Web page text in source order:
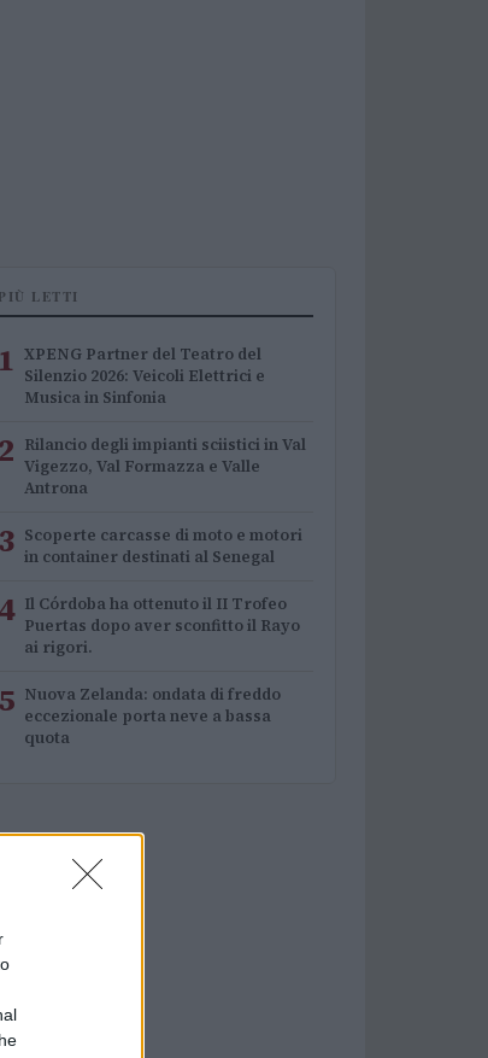
PIÙ LETTI
1 XPENG Partner del Teatro del
Silenzio 2026: Veicoli Elettrici e
Musica in Sinfonia
2 Rilancio degli impianti sciistici in Val
Vigezzo, Val Formazza e Valle
Antrona
3 Scoperte carcasse di moto e motori
in container destinati al Senegal
4 Il Córdoba ha ottenuto il II Trofeo
Puertas dopo aver sconfitto il Rayo
ai rigori.
5 Nuova Zelanda: ondata di freddo
eccezionale porta neve a bassa
quota